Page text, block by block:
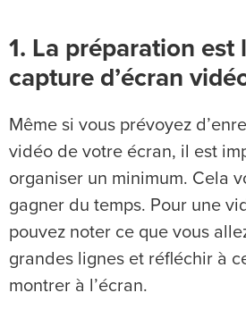
1. La préparation est
capture d’écran
Même si vous prévoyez
vidéo de votre écran, il est
organiser un minimum. Cela
gagner du temps. Pour une
pouvez noter ce que vous
grandes lignes et réfléchir à
montrer à l’écran.